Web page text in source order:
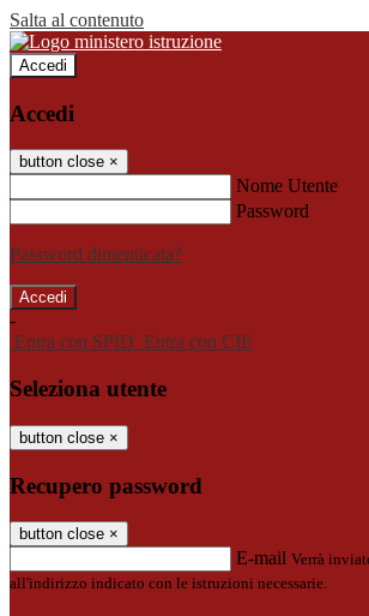
Salta al contenuto
Accedi
Accedi
button close ×
Nome Utente
Password
Password dimenticata?
-
Entra con SPID Entra con CIE
Seleziona utente
button close ×
Recupero password
button close ×
E-mail Verrà
all'indirizzo indicato con le istruzioni necessarie.